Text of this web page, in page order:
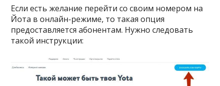
Если есть желание перейти со своим номером на
Йота в онлайн-режиме, то такая опция
предоставляется абонентам. Нужно следовать
такой инструкции: